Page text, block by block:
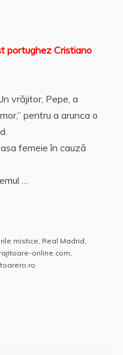
portughez Cristiano
vrăjitor, Pepe, a
pentru a arunca o
femeie în cauză
…
mistice, Real Madrid,
online.com,